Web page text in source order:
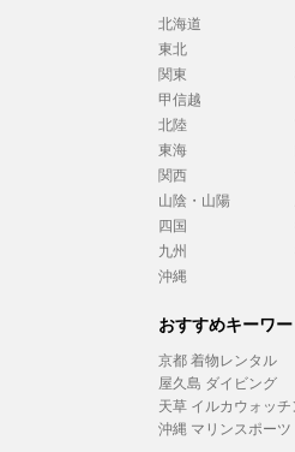
北海道
東北
関東
甲信越
北陸
東海
関西
山陰・山陽
四国
九州
沖縄
おすすめキーワ
京都 着物レンタル
屋久島 ダイビング
天草 イルカウォッ
沖縄 マリンスポーツ